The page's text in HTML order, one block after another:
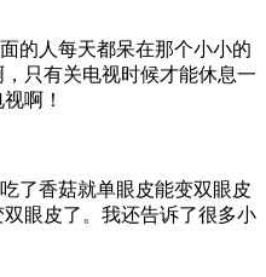
的人每天都呆在那个小小的
只有关电视时候才能休息一
啊！
了香菇就单眼皮能变双眼皮
眼皮了。我还告诉了很多小